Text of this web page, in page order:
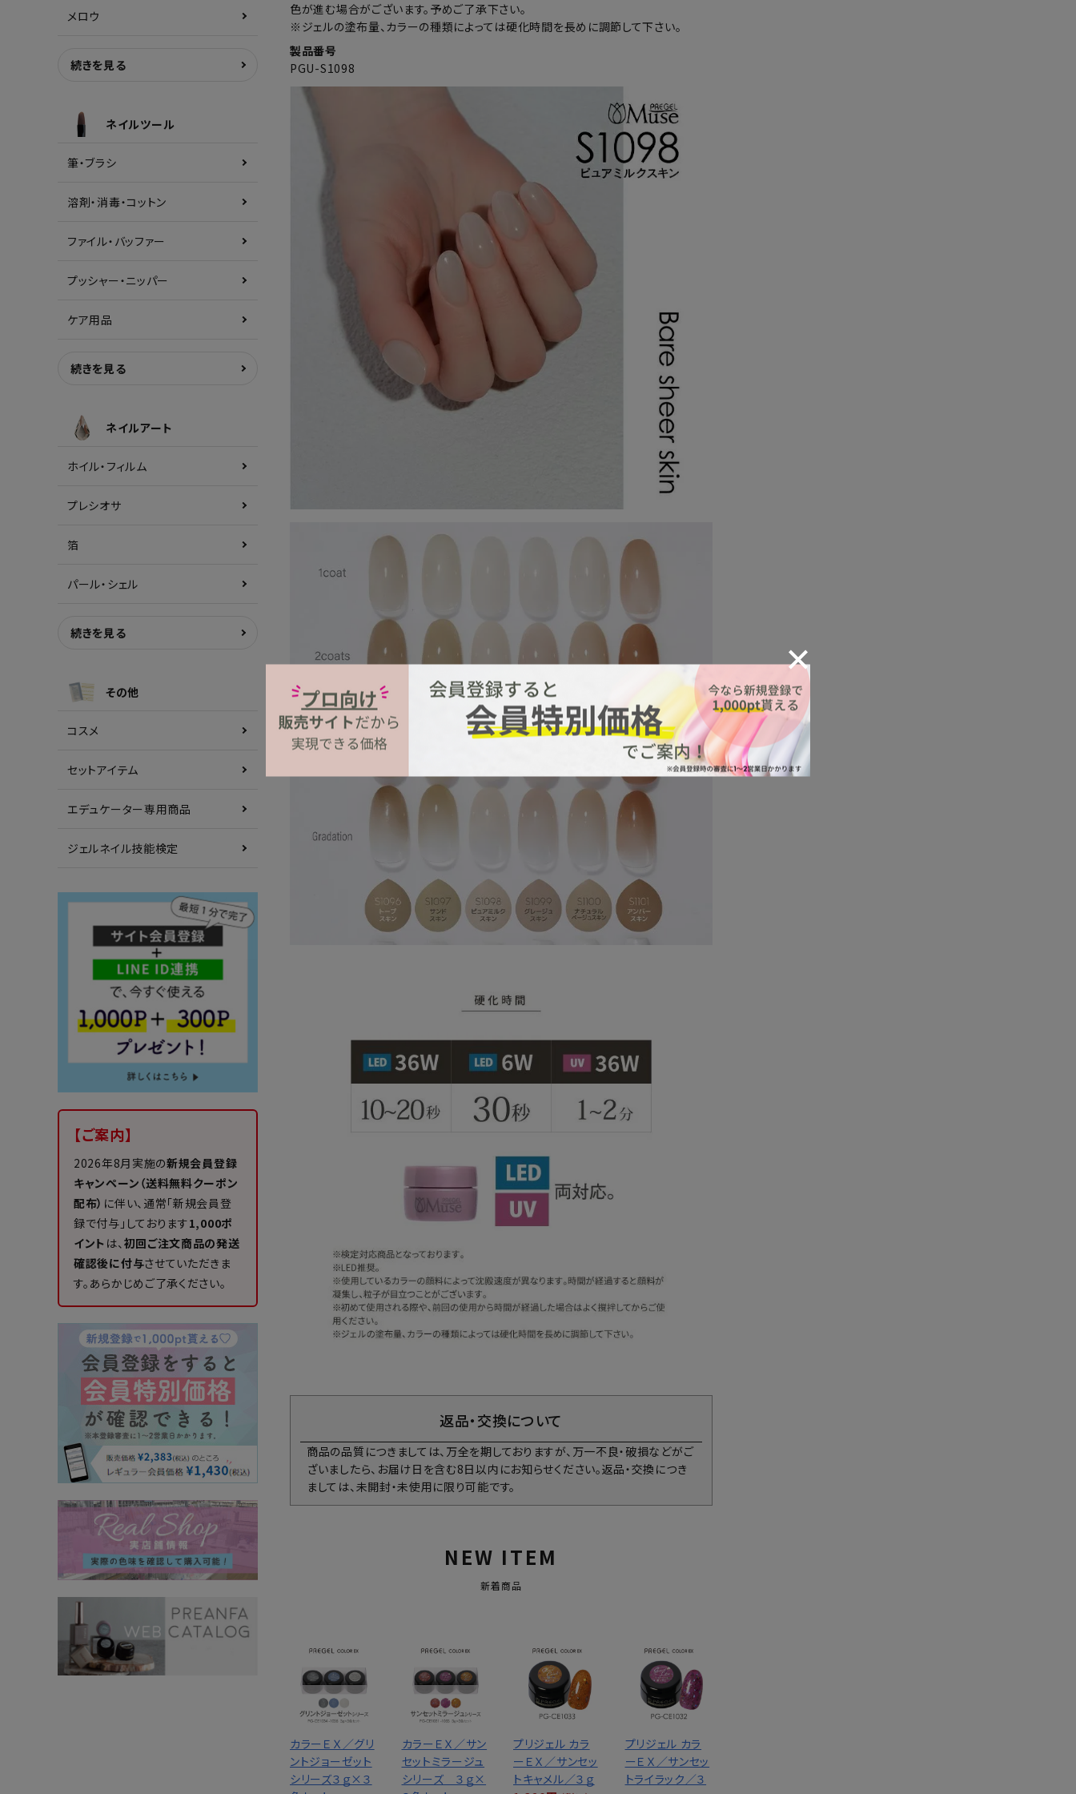
メロウ
続きを見る
ネイルツール
筆・ブラシ
溶剤・消毒・コットン
ファイル・バッファー
プッシャー・ニッパー
ケア用品
続きを見る
ネイルアート
ホイル・フィルム
プレシオサ
箔
パール・シェル
続きを見る
その他
コスメ
セットアイテム
エデュケーター専用商品
ジェルネイル技能検定
【ご案内】
2026年8月実施の新規会員登録
キャンペーン（送料無料クーポン
配布） に伴い、通常「新規会員登
録で付与」しております1,000ポ
イント は、初回ご注文商品の発送
確認後に付与させていただきま
す。あらかじめご了承ください。
色が進む場合がございます。予めご了承下さい。
※ジェルの塗布量、カラーの種類によっては硬化時間を長めに調節して下さい。
製品番号
PGU-S1098
返品・交換について
商品の品質につきましては、万全を期しておりますが、万一不良・破損などがご
ざいましたら、お届け日を含む8日以内にお知らせください。返品・交換につき
ましては、未開封・未使用に限り可能です。
NEW ITEM
新着商品
カラーＥＸ／グリ
ントジョーゼット
シリーズ３ｇ×３
カラーＥＸ／サン
セットミラージュ
シリーズ ３ｇ×
プリジェル カラ
ーＥＸ／サンセッ
トキャメル／３ｇ
プリジェル カラ
ーＥＸ／サンセッ
トライラック／３